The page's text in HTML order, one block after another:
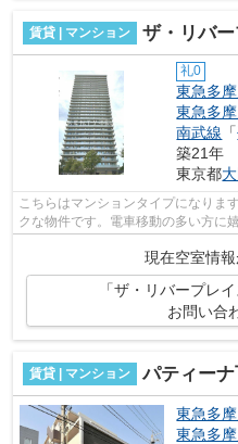
賃貸 | マンション ザ・リバ
礼0
東急多
東急多
南武線 「
築21年
東京都
こちらはマンションタイプになりま
クな物件です。電車移動の多い方に
ジットカードで初期費用がお支払い
現在空室情報
「ザ・リバープレ
お問い合
賃貸 | マンション パティー
東急多
東急多